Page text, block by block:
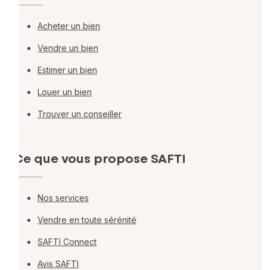
Acheter un bien
Vendre un bien
Estimer un bien
Louer un bien
Trouver un conseiller
Ce que vous propose SAFTI
Nos services
Vendre en toute sérénité
SAFTI Connect
Avis SAFTI